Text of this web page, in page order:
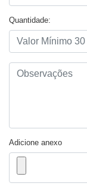
Quantidade:
Adicione anexo